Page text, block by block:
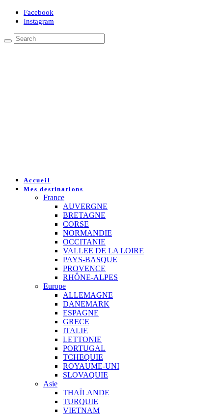
Facebook
Instagram
Accueil
Mes destinations
France
AUVERGNE
BRETAGNE
CORSE
NORMANDIE
OCCITANIE
VALLEE DE LA LOIRE
PAYS-BASQUE
PROVENCE
RHÔNE-ALPES
Europe
ALLEMAGNE
DANEMARK
ESPAGNE
GRECE
ITALIE
LETTONIE
PORTUGAL
TCHEQUIE
ROYAUME-UNI
SLOVAQUIE
Asie
THAÏLANDE
TURQUIE
VIETNAM